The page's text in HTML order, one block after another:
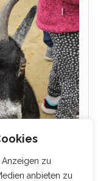
zu
anbieten zu